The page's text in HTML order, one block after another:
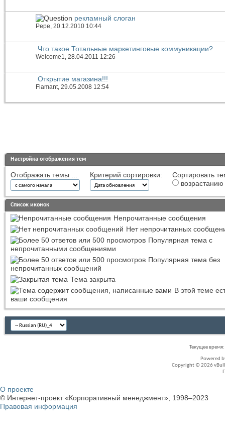
рекламный слоган
Pepe, 20.12.2010 10:44
Что такое Тотальные маркетинговые коммуникации?
Welcome1 , 28.04.2011 12:26
Открытие магазина!!!
Flamant, 29.05.2008 12:54
Настройка отображения тем
Отображать темы ... Критерий сортировки:
Сортировать
возрастанию
Список иконок
Непрочитанные сообщения
Нет непрочитанных
Популярная тема с
непрочитанными сообщениями
Популярная тема без
непрочитанных сообщений
Тема закрыта
В этой теме
ваши сообщения
Текущее время:
Powered
Copyright © 2026
О проекте
© Интернет-проект «Корпоративный менеджмент», 1998–2023
Правовая информация